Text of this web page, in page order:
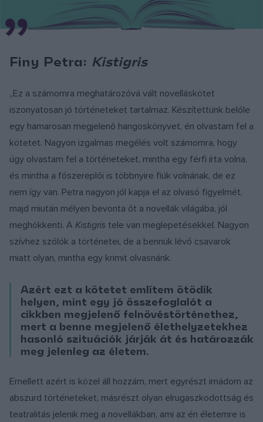
Finy Petra: Kistigris
„Ez a számomra meghatározóvá vált novelláskötet
iszonyatosan jó történeteket tartalmaz. Készítettünk belőle
egy hamarosan megjelenő hangoskönyvet, én olvastam fel a
kötetet. Nagyon izgalmas megélés volt számomra, hogy
úgy olvastam fel a történeteket, mintha egy férfi írta volna,
és mintha a főszereplői is többnyire fiúk volnának, de ez
nem így van. Petra nagyon jól kapja el az olvasó figyelmét,
majd miután mélyen bevonta őt a novellák világába, jól
meghökkenti. A Kistigris tele van meglepetésekkel. Nagyon
szívhez szólók a történetei, de a bennük lévő csavarok
miatt olyan, mintha egy krimit olvasnánk.
Azért ezt a kötetet említem ötödik
helyen, mint egy jó összefoglalót a
cikkben megjelenő felnövéstörténethez,
mert a benne megjelenő élethelyzetekhez
hasonló szituációk járják át és határozzák
meg jelenleg az életem.
Emellett azért is közel áll hozzám, mert egyrészt imádom az
abszurd történeteket, másrészt olyan elrugaszkodottság és
teatralitás jelenik meg a novellákban, ami az én életemre is